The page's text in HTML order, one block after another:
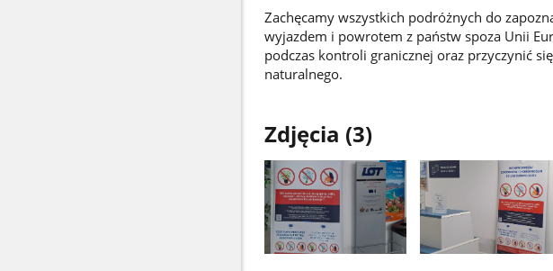
Zachęcamy wszystkich podróżnych do
wyjazdem i powrotem z państw spoza Unii
podczas kontroli granicznej oraz przyczynić
naturalnego.
Zdjęcia (3)